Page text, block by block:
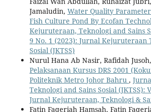
Jamaludin, Water Quality
Fish Culture Pond By Ecofan
Kejuruteraan, Teknologi and Sains
9 No. 1 (2023): Jurnal Kejuruteraan
Sosial (JKTSS)
Nurul Hana Ab Nasir, Rafidah Jusoh,
Pelaksanaan Kursus DRS 2001
Politeknik Metro Johor Bahru ,
Teknologi and Sains Sosial (JKTSS):
Jurnal Kejuruteraan, Teknologi &
Fatin Faqeriah Hamsah, Fatin